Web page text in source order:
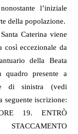
l’iniziale
della popolazione.
Caterina viene
così eccezionale da
della Beata
quadro presente a
di sinistra (vedi
seguente iscrizione:
19. ENTRÒ